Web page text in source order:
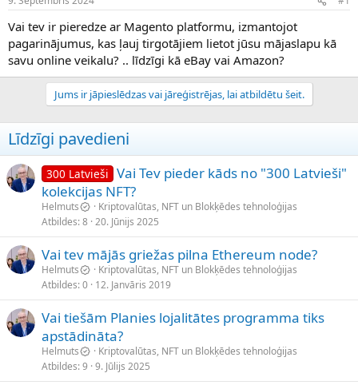
n
a
u
z
s
ā
j
s
a
u
m
s
Vai tev ir pieredze ar Magento platformu, izmantojot
pagarinājumus, kas ļauj tirgotājiem lietot jūsu mājaslapu kā
savu online veikalu? .. līdzīgi kā eBay vai Amazon?
Jums ir jāpieslēdzas vai jāreģistrējas, lai atbildētu šeit.
Līdzīgi pavedieni
300 Latvieši Vai Tev pieder kāds no "300 Latvieši"
kolekcijas NFT?
Helmuts
Kriptovalūtas, NFT un Blokķēdes tehnoloģijas
Atbildes 8 20. Jūnijs 2025
Vai tev mājās griežas pilna Ethereum node?
Helmuts
Kriptovalūtas, NFT un Blokķēdes tehnoloģijas
Atbildes 0 12. Janvāris 2019
Vai tiešām Planies lojalitātes programma tiks
apstādināta?
Helmuts
Kriptovalūtas, NFT un Blokķēdes tehnoloģijas
Atbildes 9 9. Jūlijs 2025